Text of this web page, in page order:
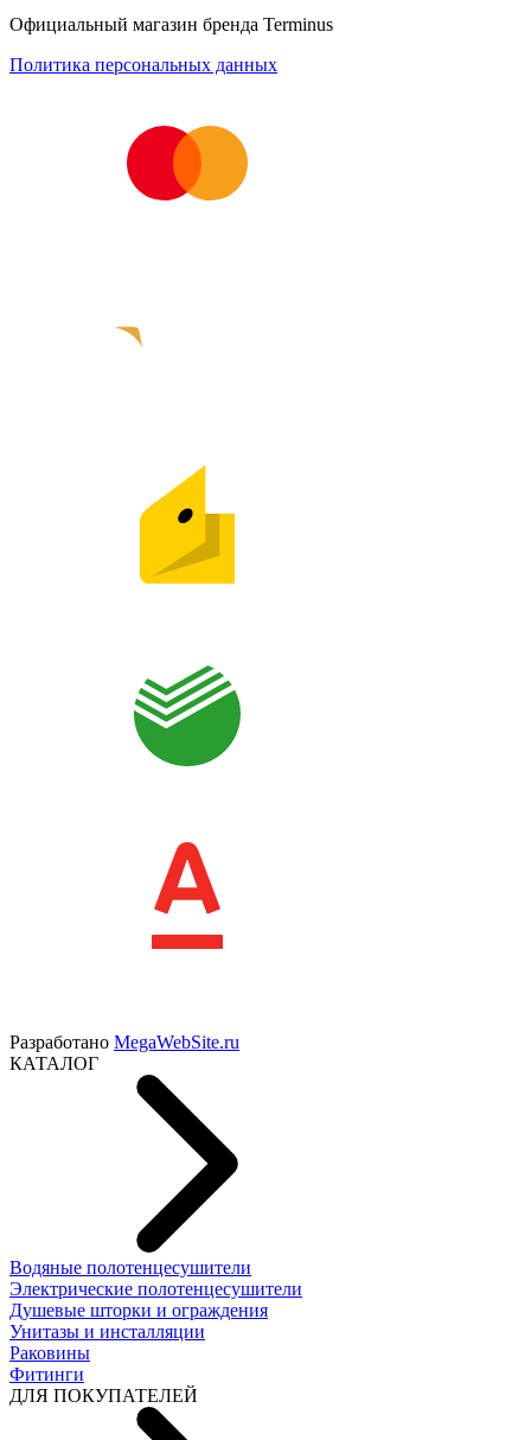
Официальный магазин бренда Terminus
Политика персональных данных
Разработано MegaWebSite.ru
КАТАЛОГ
Водяные полотенцесушители
Электрические полотенцесушители
Душевые шторки и ограждения
Унитазы и инсталляции
Раковины
Фитинги
ДЛЯ ПОКУПАТЕЛЕЙ